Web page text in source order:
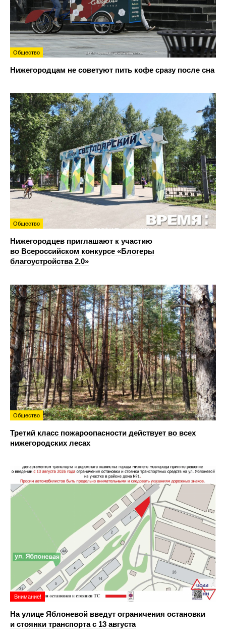
Общество
Нижегородцам не советуют пить кофе сразу после сна
Общество
Нижегородцев приглашают к участию
во Всероссийском конкурсе «Блогеры
благоустройства 2.0»
Общество
Третий класс пожароопасности действует во всех
нижегородских лесах
Внимание!
На улице Яблоневой введут ограничения остановки
и стоянки транспорта с 13 августа